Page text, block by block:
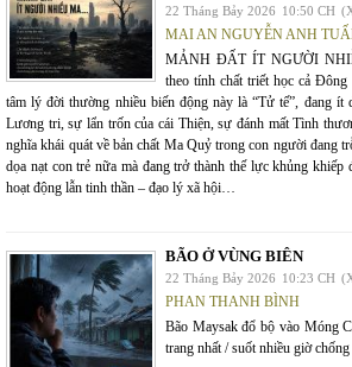
22 Tháng Bảy 2026 10:50 CH
MAI AN NGUYỄN ANH
MẢNH ĐẤT ÍT NGƯỜI
theo tính chất triết học cả Đông
tâm lý đời thường nhiều biến động này là “Tử tế”, đang ít
Lương tri, sự lẩn trốn của cái Thiện, sự đánh mất Tình
nghĩa khái quát về bản chất Ma Quỷ trong con người đang
dọa nạt con trẻ nữa mà đang trở thành thế lực khủng khiếp
hoạt động lẫn tinh thần – đạo lý xã hội…
BÃO Ở VÙNG BIÊN
22 Tháng Bảy 2026 10:23 CH
PHAN THANH BÌNH
Bão Maysak đổ bộ vào Móng
trang nhất / suốt nhiều giờ